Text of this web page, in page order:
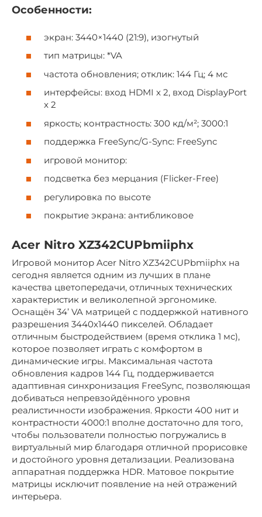
Особенности:
экран: 3440×1440 (21:9), изогнутый
тип матрицы: *VA
частота обновления; отклик: 144 Гц; 4 мс
интерфейсы: вход HDMI x 2, вход DisplayPort
x 2
яркость; контрастность: 300 кд/м²; 3000:1
поддержка FreeSync/G-Sync: FreeSync
игровой монитор:
подсветка без мерцания (Flicker-Free)
регулировка по высоте
покрытие экрана: антибликовое
Acer Nitro XZ342CUPbmiiphx
Игровой монитор Acer Nitro XZ342CUPbmiiphx на
сегодня является одним из лучших в плане
качества цветопередачи, отличных технических
характеристик и великолепной эргономике.
Оснащён 34’ VA матрицей с поддержкой нативного
разрешения 3440х1440 пикселей. Обладает
отличным быстродействием (время отклика 1 мс),
которое позволяет играть с комфортом в
динамические игры. Максимальная частота
обновления кадров 144 Гц, поддерживается
адаптивная синхронизация FreeSync, позволяющая
добиваться непревзойдённого уровня
реалистичности изображения. Яркости 400 нит и
контрастности 4000:1 вполне достаточно для того,
чтобы пользователи полностью погружались в
виртуальный мир благодаря отличной прорисовке
и достойного уровня детализации. Реализована
аппаратная поддержка HDR. Матовое покрытие
матрицы исключит появление на ней отражений
интерьера.